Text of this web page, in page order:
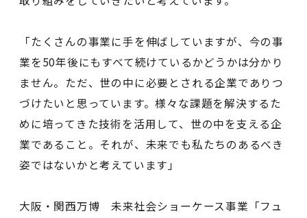
「たくさんの事業に手を伸ばしていますが、今の事
業を50年後にもすべて続けているかどうかは分かり
ません。ただ、世の中に必要とされる企業でありつ
づけたいと思っています。様々な課題を解決するた
めに培ってきた技術を活用して、世の中を支える企
業であること。それが、未来でも私たちのあるべき
姿ではないかと考えています」
大阪・関西万博 未来社会ショーケース事業「フュ